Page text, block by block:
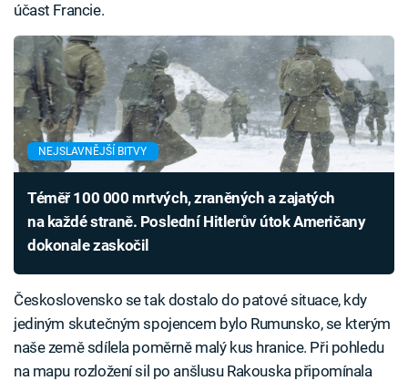
účast Francie.
NEJSLAVNĚJŠÍ BITVY
Téměř 100 000 mrtvých, zraněných a zajatých
na každé straně. Poslední Hitlerův útok Američany
dokonale zaskočil
Československo se tak dostalo do patové situace, kdy
jediným skutečným spojencem bylo Rumunsko, se kterým
naše země sdílela poměrně malý kus hranice. Při pohledu
na mapu rozložení sil po anšlusu Rakouska připomínala